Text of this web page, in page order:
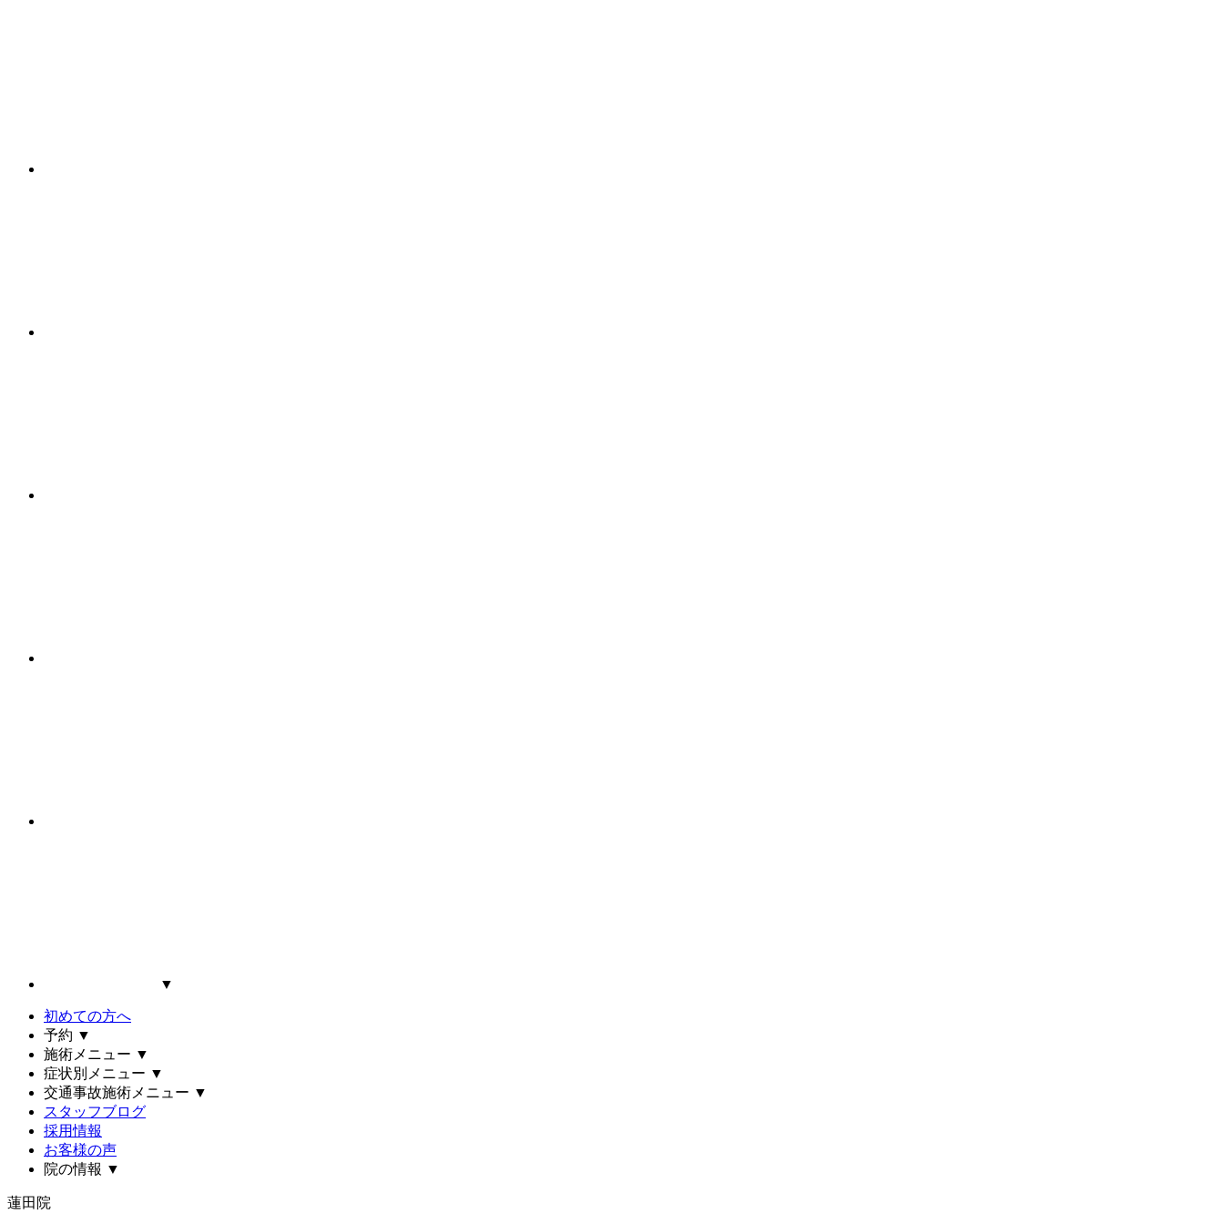
▼
初めての方へ
予約 ▼
施術メニュー ▼
症状別メニュー ▼
交通事故施術メニュー ▼
スタッフブログ
採用情報
お客様の声
院の情報 ▼
蓮田院